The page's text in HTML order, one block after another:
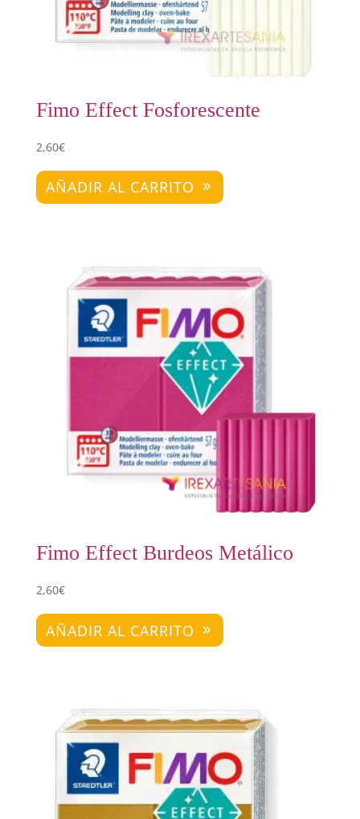
Fimo Effect Fosforescente
2,60€
AÑADIR AL CARRITO
Fimo Effect Burdeos Metálico
2,60€
AÑADIR AL CARRITO